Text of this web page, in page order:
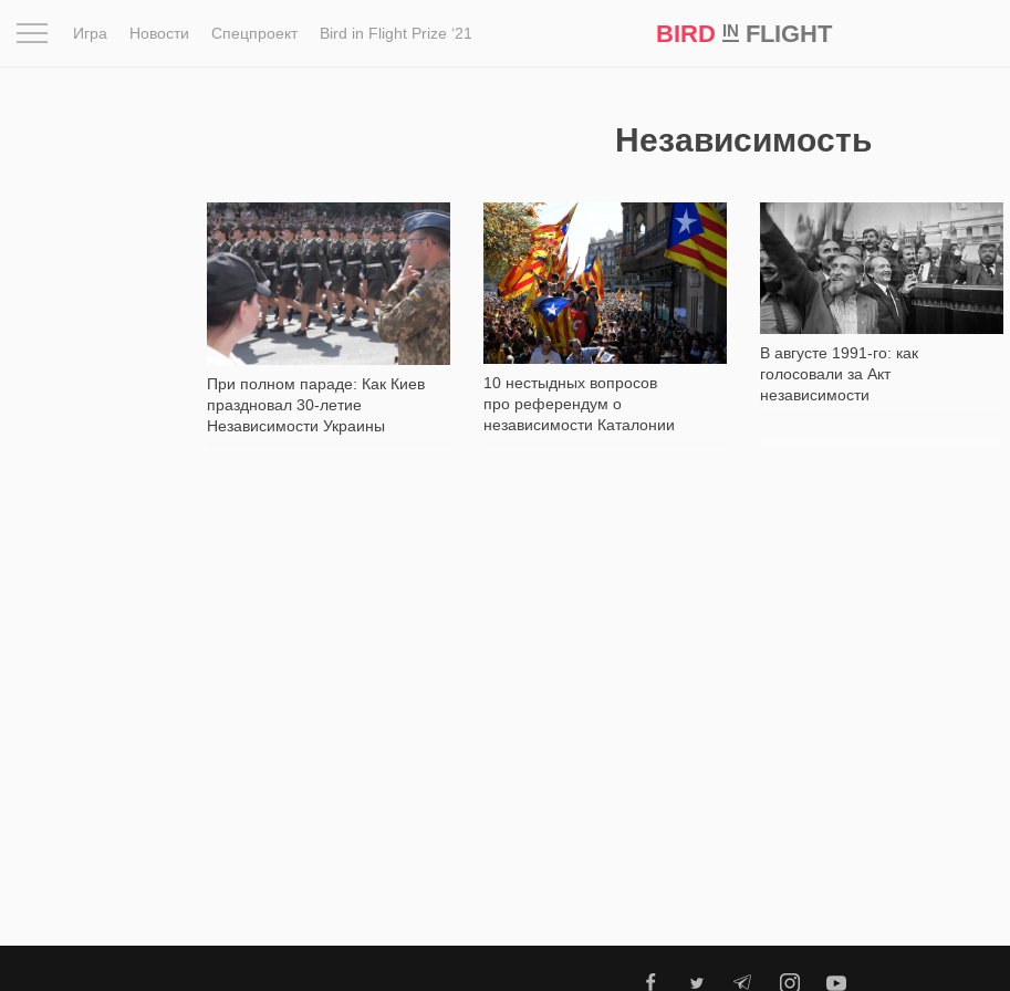
Игра Новости Спецпроект Bird in Flight Prize ‘21 BIRD INFLIGHT
Независимость
При полном параде: Как Киев
праздновал 30-летие
Независимости Украины
8 382
10 нестыдных вопросов
про референдум о
независимости Каталонии
7 927
В августе 1991-го: как
голосовали за Акт
независимости
5 733